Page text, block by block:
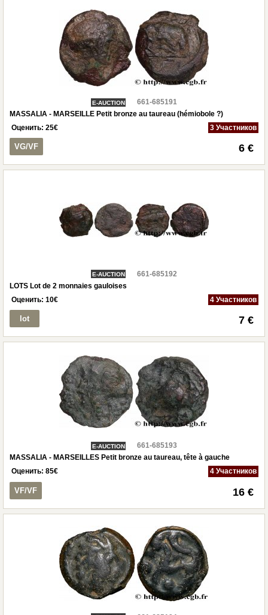
E-AUCTION
661-685191
MASSALIA - MARSEILLE Petit bronze au taureau (hémiobole ?)
Оценить: 25€ 3 Участников
VG/VF 6 €
E-AUCTION
661-685192
LOTS Lot de 2 monnaies gauloises
Оценить: 10€ 4 Участников
lot 7 €
E-AUCTION
661-685193
MASSALIA - MARSEILLES Petit bronze au taureau, tête à gauche
Оценить: 85€ 4 Участников
VF/VF 16 €